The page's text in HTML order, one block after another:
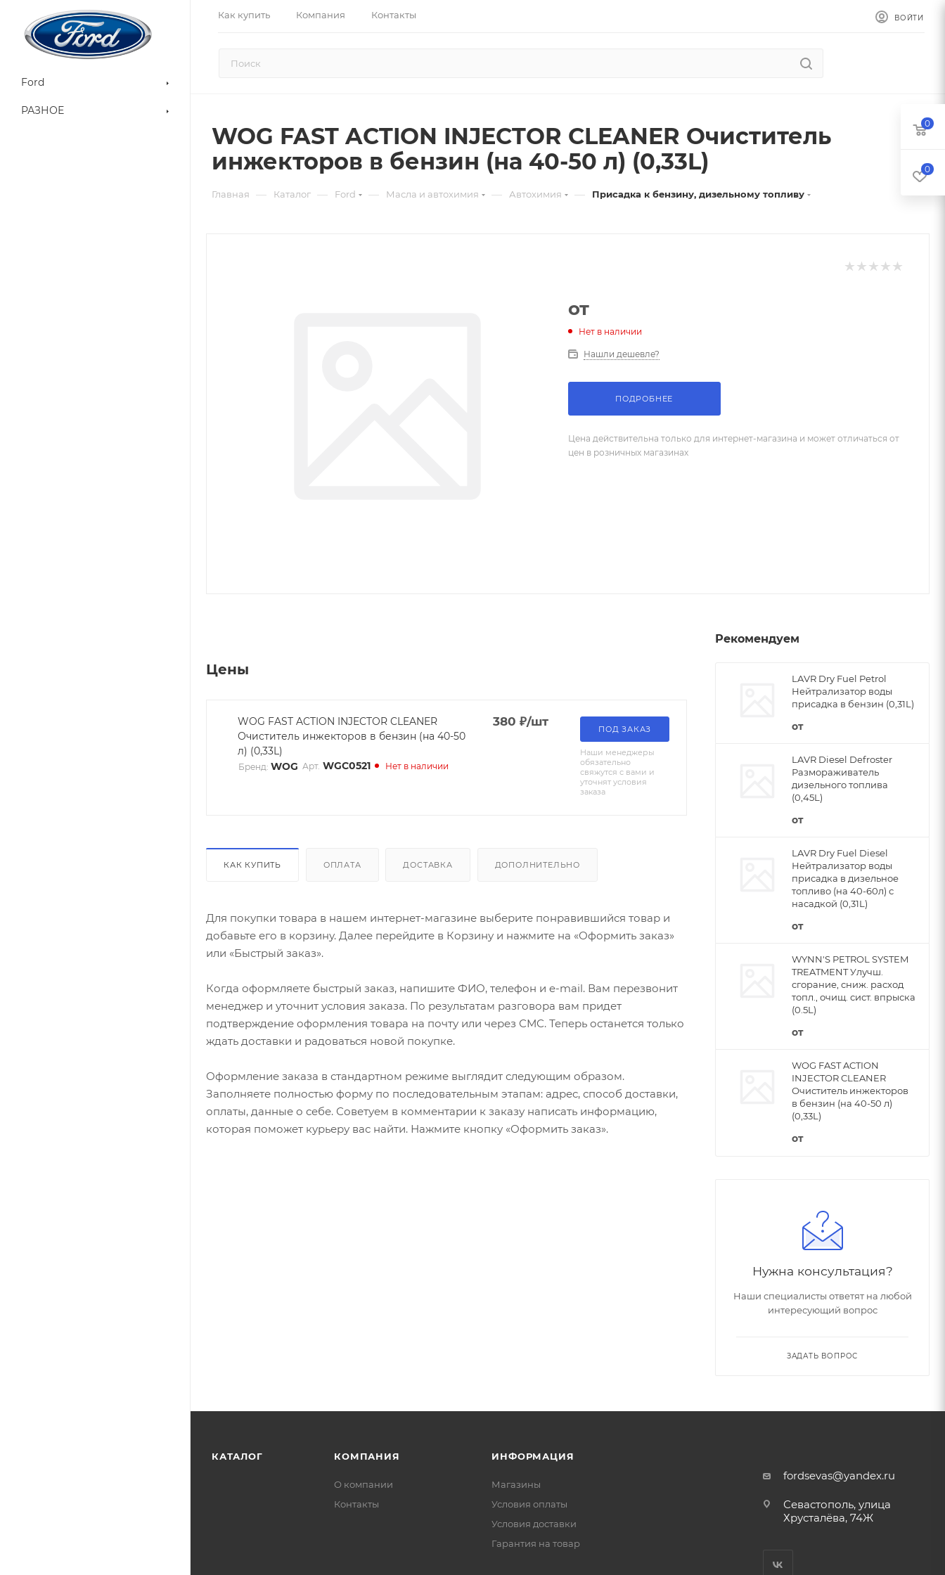
Как купить Компания Контакты ВОЙТИ
Ford
РАЗНОЕ
WOG FAST ACTION INJECTOR CLEANER Очиститель
инжекторов в бензин (на 40-50 л) (0,33L)
Главная — Каталог — Ford — Масла и автохимия — Автохимия — Присадка к бензину, дизельному топливу
от
Нет в наличии
Нашли дешевле?
ПОДРОБНЕЕ
Цена действительна только для интернет-магазина и может отличаться от
цен в розничных магазинах
Цены
WOG FAST ACTION INJECTOR CLEANER
Очиститель инжекторов в бензин (на 40-50
л) (0,33L)
Бренд: WOG Арт. WGC0521 Нет в наличии
380 ₽/шт
ПОД ЗАКАЗ
Наши менеджеры
обязательно
свяжутся с вами и
уточнят условия
заказа
КАК КУПИТЬ ОПЛАТА ДОСТАВКА ДОПОЛНИТЕЛЬНО
Для покупки товара в нашем интернет-магазине выберите понравившийся товар и
добавьте его в корзину. Далее перейдите в Корзину и нажмите на «Оформить заказ»
или «Быстрый заказ».
Когда оформляете быстрый заказ, напишите ФИО, телефон и e-mail. Вам перезвонит
менеджер и уточнит условия заказа. По результатам разговора вам придет
подтверждение оформления товара на почту или через СМС. Теперь останется только
ждать доставки и радоваться новой покупке.
Оформление заказа в стандартном режиме выглядит следующим образом.
Заполняете полностью форму по последовательным этапам: адрес, способ доставки,
оплаты, данные о себе. Советуем в комментарии к заказу написать информацию,
которая поможет курьеру вас найти. Нажмите кнопку «Оформить заказ».
Рекомендуем
LAVR Dry Fuel Petrol
Нейтрализатор воды
присадка в бензин (0,31L)
от
LAVR Diesel Defroster
Размораживатель
дизельного топлива
(0,45L)
от
LAVR Dry Fuel Diesel
Нейтрализатор воды
присадка в дизельное
топливо (на 40-60л) с
насадкой (0,31L)
от
WYNN'S PETROL SYSTEM
TREATMENT Улучш.
сгорание, сниж. расход
топл., очищ. сист. впрыска
(0.5L)
от
WOG FAST ACTION
INJECTOR CLEANER
Очиститель инжекторов
в бензин (на 40-50 л)
(0,33L)
от
Нужна консультация?
Наши специалисты ответят на любой
интересующий вопрос
ЗАДАТЬ ВОПРОС
КАТАЛОГ КОМПАНИЯ
О компании
Контакты
ИНФОРМАЦИЯ
Магазины
Условия оплаты
Условия доставки
Гарантия на товар
fordsevas@yandex.ru
Севастополь, улица
Хрусталёва, 74Ж
0
0